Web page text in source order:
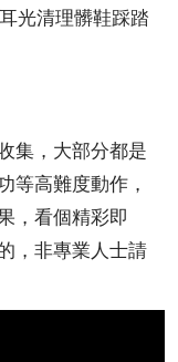
光清理髒鞋踩踏
集，大部分都是
等高難度動作，
，看個精彩即
，非專業人士請